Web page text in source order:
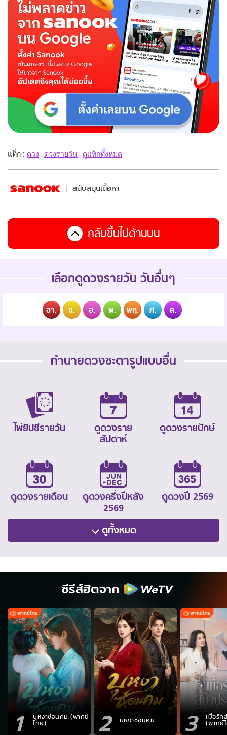
แท็ก : ดวง ดวงรายวัน ดูแท็กทั้งหมด
สนับสนุนเนื้อหา
กลับขึ้นไปด้านบน
เลือกดูดวงรายวัน วันอื่นๆ
อา. จ. อ. พ. พฤ. ศ. ส.
ทำนายดวงชะตารูปแบบอื่น
ไพ่ยิปซีรายวัน
ดูดวงราย
สัปดาห์
ดูดวงรายปักษ์
ดูดวงรายเดือน
ดูดวงครึ่งปีหลัง
2569
ดูดวงปี 2569
ดูทั้งหมด
ซีรีส์ฮิตจาก
1 บุหงาซ่อนคม (พากย์
ไทย) 2 บุหงาซ่อนคม 3 เมื่อรัก
(พากย์